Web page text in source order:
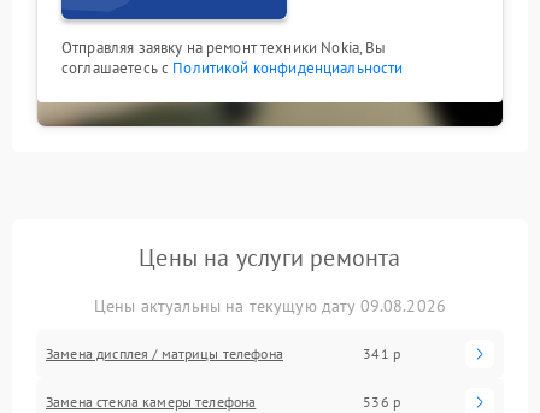
Отправляя заявку на ремонт техники Nokia, Вы
соглашаетесь с Политикой конфиденциальности
Цены на услуги ремонта
Цены актуальны на текущую дату 09.08.2026
Замена дисплея / матрицы телефона 341 р
Замена стекла камеры телефона 536 р